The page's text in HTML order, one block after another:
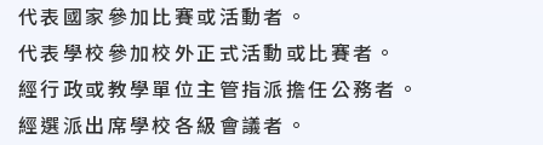
代表國家參加比賽或活動者。
代表學校參加校外正式活動或比賽者。
經行政或教學單位主管指派擔任公務者。
經選派出席學校各級會議者。